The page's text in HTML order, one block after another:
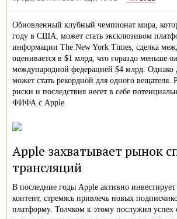
Обновленный клубный чемпионат мира,
году в США, может стать эксклюзивом
информации The New York Times, сделка
оценивается в $1 млрд, что гораздо меньше
международной федерацией $4 млрд. Однако
может стать рекордной для одного вещателя.
риски и последствия несет в себе
ФИФА с Apple.
Apple захватывает рынок
трансляций
В последние годы Apple активно
контент, стремясь привлечь новых
платформу. Толчком к этому послужил успех